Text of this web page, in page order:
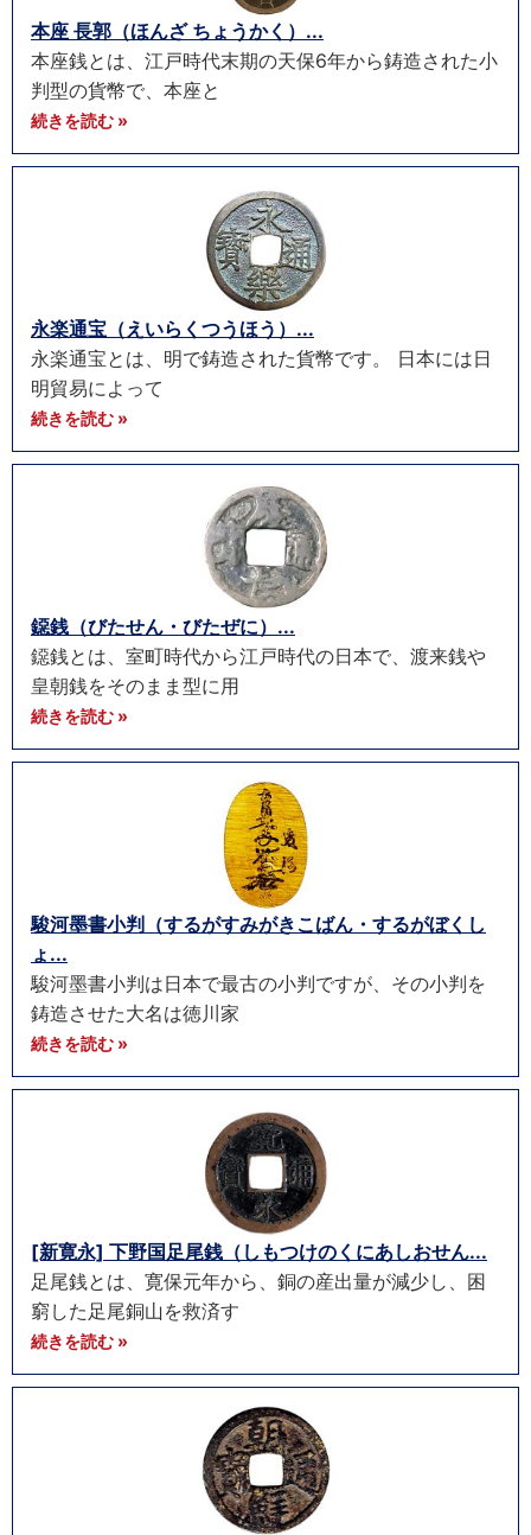
本座 長郭（ほんざ ちょうかく）...
本座銭とは、江戸時代末期の天保6年から鋳造された小
判型の貨幣で、本座と
続きを読む »
永楽通宝（えいらくつうほう）...
永楽通宝とは、明で鋳造された貨幣です。 日本には日
明貿易によって
続きを読む »
鐚銭（びたせん・びたぜに）...
鐚銭とは、室町時代から江戸時代の日本で、渡来銭や
皇朝銭をそのまま型に用
続きを読む »
駿河墨書小判（するがすみがきこばん・するがぼくし
ょ...
駿河墨書小判は日本で最古の小判ですが、その小判を
鋳造させた大名は徳川家
続きを読む »
[新寛永] 下野国足尾銭（しもつけのくにあしおせん...
足尾銭とは、寛保元年から、銅の産出量が減少し、困
窮した足尾銅山を救済す
続きを読む »